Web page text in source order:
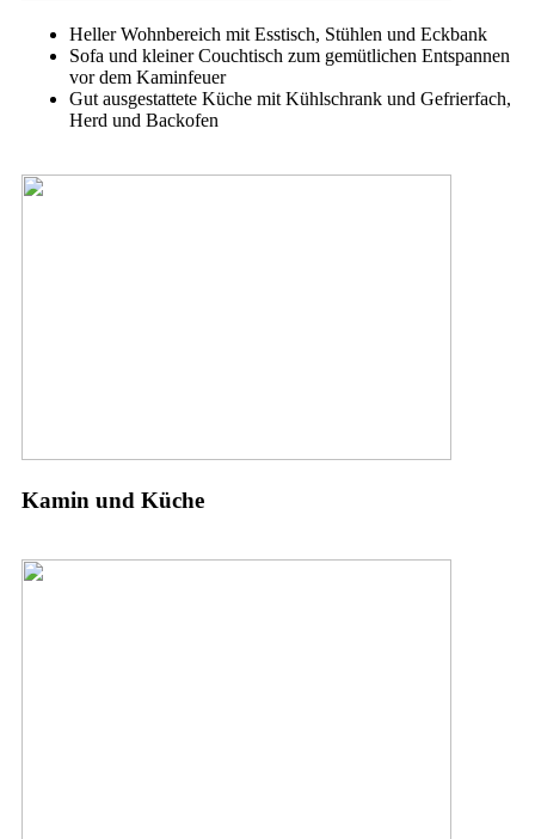
Heller Wohnbereich mit Esstisch, Stühlen und Eckbank
Sofa und kleiner Couchtisch zum gemütlichen Entspannen
vor dem Kaminfeuer
Gut ausgestattete Küche mit Kühlschrank und Gefrierfach,
Herd und Backofen
Kamin und Küche